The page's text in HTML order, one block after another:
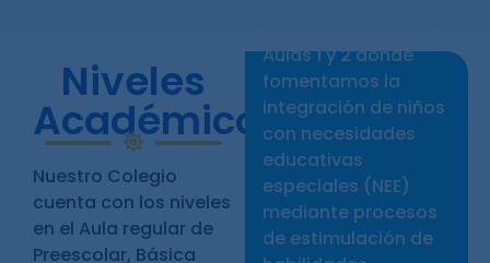
Niveles
Académicos
Nuestro Colegio
cuenta con los niveles
en el Aula regular de
Preescolar, Básica
Aulas 1 y 2 donde
fomentamos la
integración de niños
con necesidades
educativas
especiales (NEE)
mediante procesos
de estimulación de